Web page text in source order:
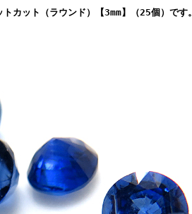
カット（ラウンド）【3mm】（25個）です。